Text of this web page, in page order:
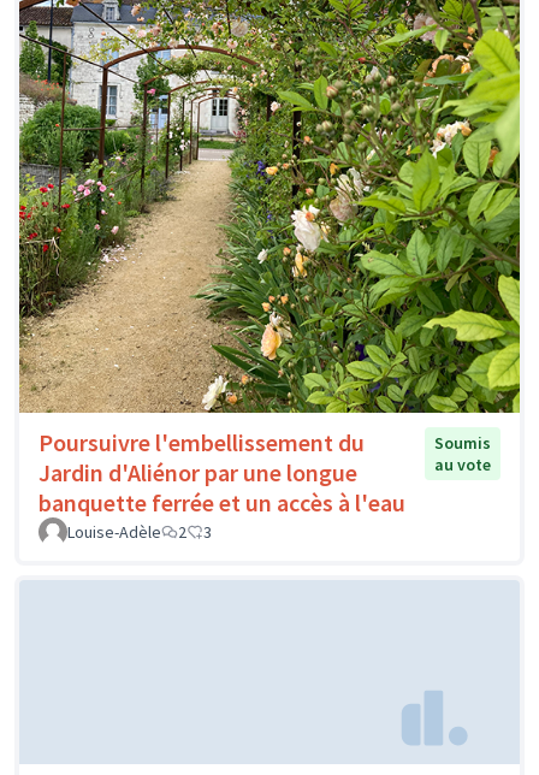
Poursuivre l'embellissement du
Jardin d'Aliénor par une longue
banquette ferrée et un accès à l'eau
Soumis
au vote
Louise-Adèle 2 3